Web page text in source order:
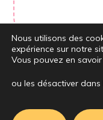
Nous utilisons des
expérience sur notre
Vous pouvez en
ou les désactiver dans